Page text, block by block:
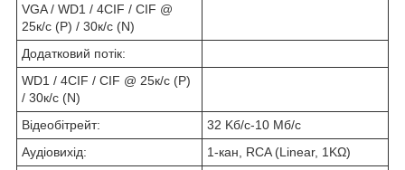
VGA / WD1 / 4CIF / CIF @
25к/с (P) / 30к/с (N)
Додатковий потік:
WD1 / 4CIF / CIF @ 25к/с (P)
/ 30к/с (N)
Відеобітрейт:
32 Kб/с-10 Mб/с
Аудіовихід:
1-кан, RCA (Linear, 1KΩ)